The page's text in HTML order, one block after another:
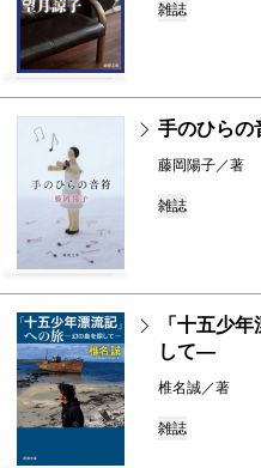
雑誌
手のひらの
藤岡陽子／著
雑誌
「十五少
して―
椎名誠／著
雑誌